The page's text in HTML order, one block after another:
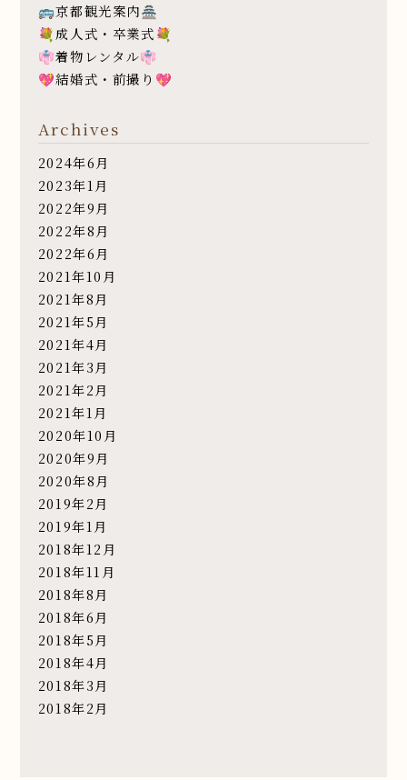
🚌京都観光案内🏯
💐成人式・卒業式💐
👘着物レンタル👘
💖結婚式・前撮り💖
Archives
2024年6月
2023年1月
2022年9月
2022年8月
2022年6月
2021年10月
2021年8月
2021年5月
2021年4月
2021年3月
2021年2月
2021年1月
2020年10月
2020年9月
2020年8月
2019年2月
2019年1月
2018年12月
2018年11月
2018年8月
2018年6月
2018年5月
2018年4月
2018年3月
2018年2月